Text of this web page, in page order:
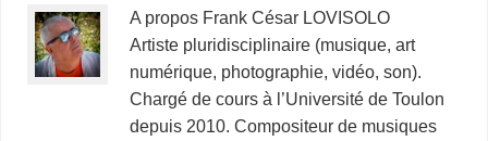
A propos Frank César LOVISOLO
Artiste pluridisciplinaire (musique, art
numérique, photographie, vidéo, son).
Chargé de cours à l’Université de Toulon
depuis 2010. Compositeur de musiques